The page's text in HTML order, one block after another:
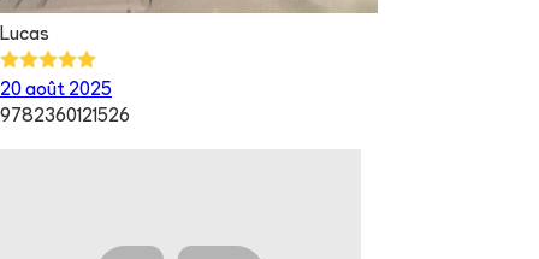
Lucas
20 août 2025
9782360121526